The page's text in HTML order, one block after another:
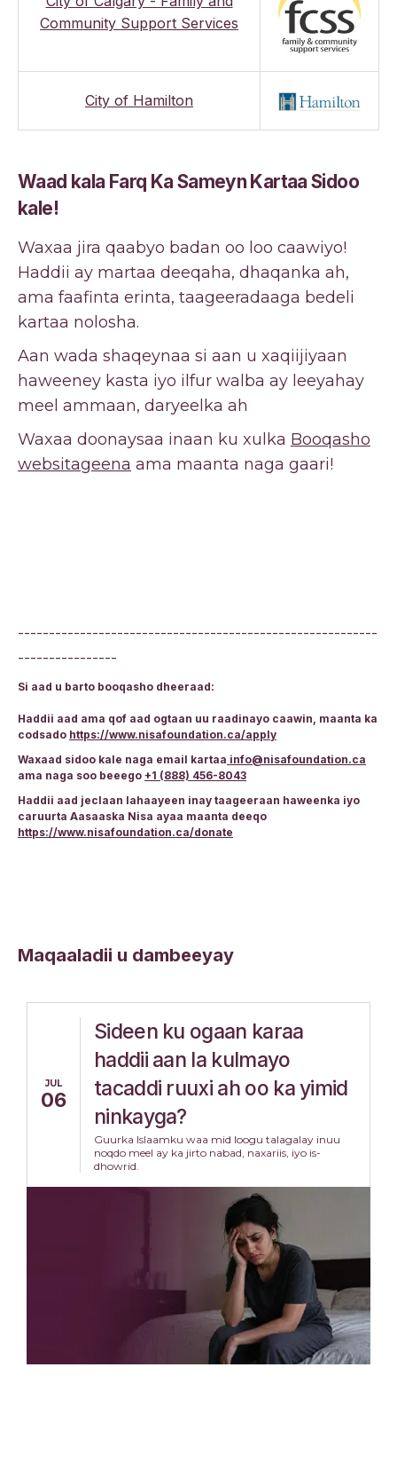
Community Support Services
City of Hamilton
Waad kala Farq Ka Sameyn Kartaa Sidoo
kale!
Waxaa jira qaabyo badan oo loo caawiyo!
Haddii ay martaa deeqaha, dhaqanka ah,
ama faafinta erinta, taageeradaaga bedeli
kartaa nolosha.
Aan wada shaqeynaa si aan u xaqiijiyaan
haweeney kasta iyo ilfur walba ay leeyahay
meel ammaan, daryeelka ah
Waxaa doonaysaa inaan ku xulka Booqasho
websitageena ama maanta naga gaari!
----------------------------------------------------------
----------------
Si aad u barto booqasho dheeraad:
Haddii aad ama qof aad ogtaan uu raadinayo caawin, maanta ka
codsado https://www.nisafoundation.ca/apply
Waxaad sidoo kale naga email kartaa info@nisafoundation.ca
ama naga soo beeego +1 (888) 456-8043
Haddii aad jeclaan lahaayeen inay taageeraan haweenka iyo
caruurta Aasaaska Nisa ayaa maanta deeqo
https://www.nisafoundation.ca/donate
Maqaaladii u dambeeyay
JUL
06
Sideen ku ogaan karaa
haddii aan la kulmayo
tacaddi ruuxi ah oo ka yimid
ninkayga?
Guurka Islaamku waa mid loogu talagalay inuu
noqdo meel ay ka jirto nabad, naxariis, iyo is-
dhowrid.